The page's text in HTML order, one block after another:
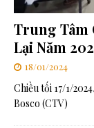
Trung Tâm
Lại Năm
18/01/2024
Chiều tối 17/1/
Bosco (CTV)